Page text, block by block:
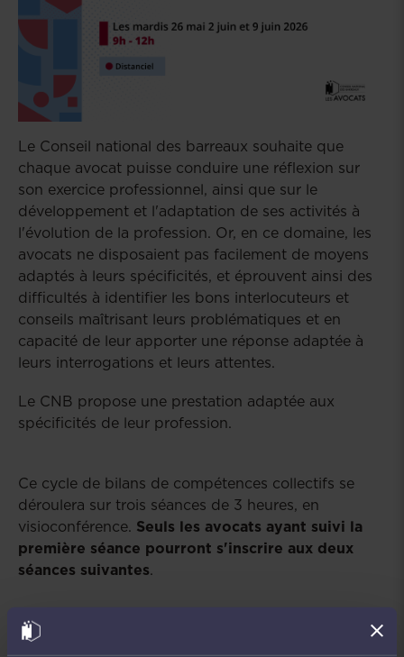
Le Conseil national des barreaux souhaite que
chaque avocat puisse conduire une réflexion sur
son exercice professionnel, ainsi que sur le
développement et l'adaptation de ses activités à
l'évolution de la profession. Or, en ce domaine, les
avocats ne disposaient pas facilement de moyens
adaptés à leurs spécificités, et éprouvent ainsi des
difficultés à identifier les bons interlocuteurs et
conseils maîtrisant leurs problématiques et en
capacité de leur apporter une réponse adaptée à
leurs interrogations et leurs attentes.
Le CNB propose une prestation adaptée aux
spécificités de leur profession.
Ce cycle de bilans de compétences collectifs se
déroulera sur trois séances de 3 heures, en
visioconférence. Seuls les avocats ayant suivi la
première séance pourront s'inscrire aux deux
séances suivantes.